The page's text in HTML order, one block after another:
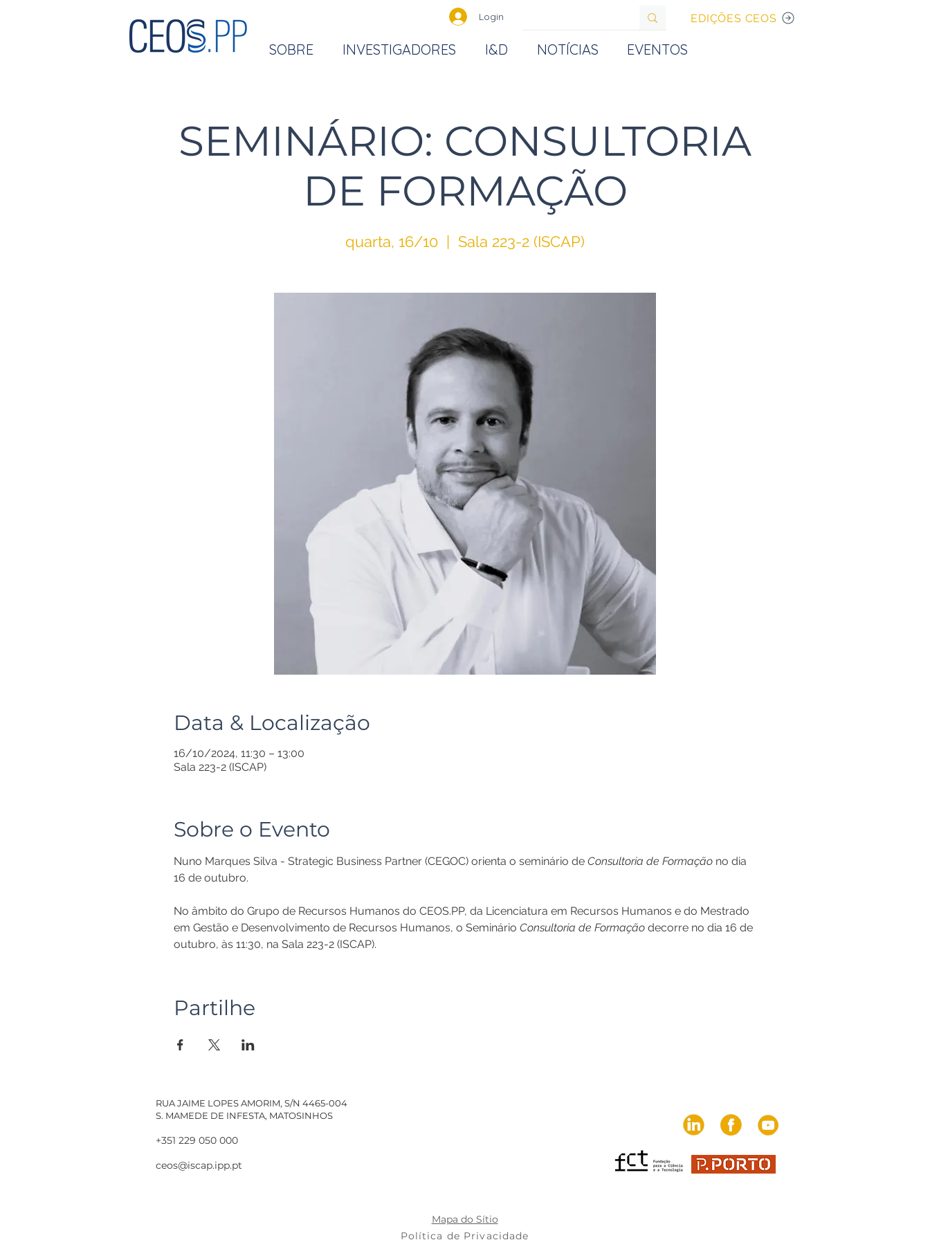
Login EDIÇÕES CEOS
SOBRE INVESTIGADORES I&D NOTÍCIAS EVENTOS
SEMINÁRIO: CONSULTORIA
DE FORMAÇÃO
quarta, 16/10
  |
Sala 223-2 (ISCAP)
Data & Localização
16/10/2024, 11:30 – 13:00
Sala 223-2 (ISCAP)
Sobre o Evento
Nuno Marques Silva - Strategic Business Partner (CEGOC) orienta o seminário de Consultoria de Formação no dia
16 de outubro.
No âmbito do Grupo de Recursos Humanos do CEOS.PP, da Licenciatura em Recursos Humanos e do Mestrado
em Gestão e Desenvolvimento de Recursos Humanos, o Seminário Consultoria de Formação decorre no dia 16 de
outubro, às 11:30, na Sala 223-2 (ISCAP).
Partilhe
RUA JAIME LOPES AMORIM, S/N 4465-004
S. MAMEDE DE INFESTA, MATOSINHOS
+351 229 050 000
ceos@iscap.ipp.pt
Mapa do Sítio
Política de Privacidade